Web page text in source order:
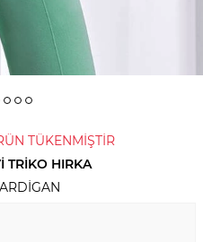
TÜKENMİŞTİR
TRIKO HIRKA